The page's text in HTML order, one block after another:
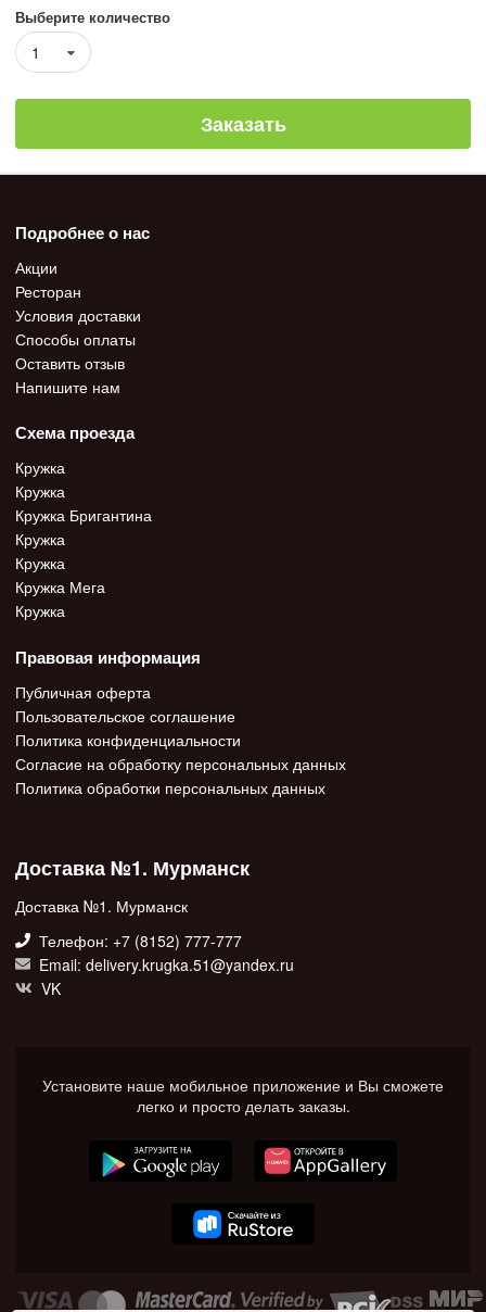
Выберите количество
1
Заказать
Подробнее о нас
Акции
Ресторан
Условия доставки
Способы оплаты
Оставить отзыв
Напишите нам
Схема проезда
Кружка
Кружка
Кружка Бригантина
Кружка
Кружка
Кружка Мега
Кружка
Правовая информация
Публичная оферта
Пользовательское соглашение
Политика конфиденциальности
Согласие на обработку персональных данных
Политика обработки персональных данных
Доставка №1. Мурманск
Доставка №1. Мурманск
Телефон: +7 (8152) 777-777
Email: delivery.krugka.51@yandex.ru
VK
Установите наше мобильное приложение и Вы сможете
легко и просто делать заказы.